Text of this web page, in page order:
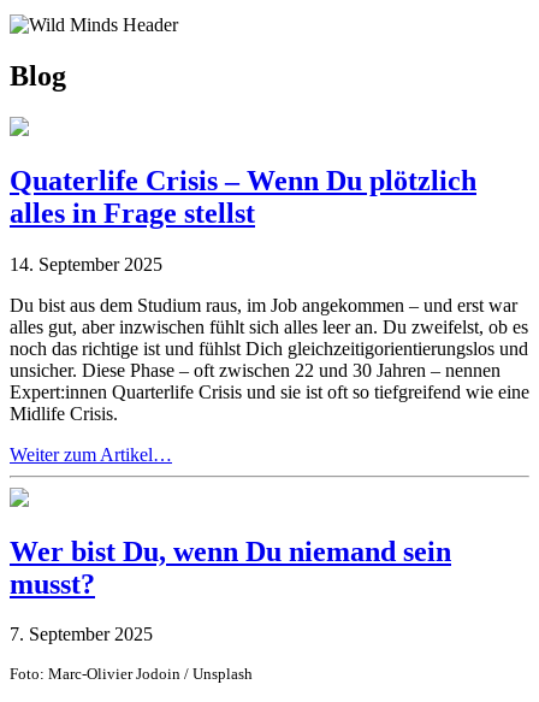
Blog
Quaterlife Crisis – Wenn Du plötzlich
alles in Frage stellst
14. September 2025
Du bist aus dem Studium raus, im Job angekommen – und erst war
alles gut, aber inzwischen fühlt sich alles leer an. Du zweifelst, ob es
noch das richtige ist und fühlst Dich gleichzeitigorientierungslos und
unsicher. Diese Phase – oft zwischen 22 und 30 Jahren – nennen
Expert:innen Quarterlife Crisis und sie ist oft so tiefgreifend wie eine
Midlife Crisis.
Weiter zum Artikel…
Wer bist Du, wenn Du niemand sein
musst?
7. September 2025
Foto: Marc-Olivier Jodoin / Unsplash